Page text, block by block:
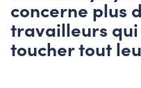
concerne plus
travailleurs
toucher tout